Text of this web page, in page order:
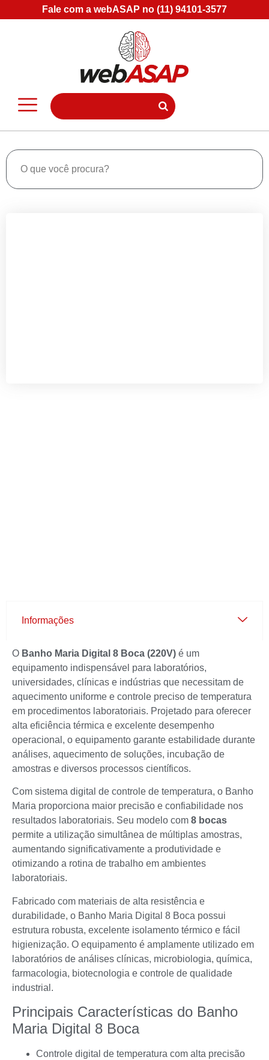
Fale com a webASAP no (11) 94101-3577
Informações
O Banho Maria Digital 8 Boca (220V) é um
equipamento indispensável para laboratórios,
universidades, clínicas e indústrias que necessitam de
aquecimento uniforme e controle preciso de temperatura
em procedimentos laboratoriais. Projetado para oferecer
alta eficiência térmica e excelente desempenho
operacional, o equipamento garante estabilidade durante
análises, aquecimento de soluções, incubação de
amostras e diversos processos científicos.
Com sistema digital de controle de temperatura, o Banho
Maria proporciona maior precisão e confiabilidade nos
resultados laboratoriais. Seu modelo com 8 bocas
permite a utilização simultânea de múltiplas amostras,
aumentando significativamente a produtividade e
otimizando a rotina de trabalho em ambientes
laboratoriais.
Fabricado com materiais de alta resistência e
durabilidade, o Banho Maria Digital 8 Boca possui
estrutura robusta, excelente isolamento térmico e fácil
higienização. O equipamento é amplamente utilizado em
laboratórios de análises clínicas, microbiologia, química,
farmacologia, biotecnologia e controle de qualidade
industrial.
Principais Características do Banho
Maria Digital 8 Boca
Controle digital de temperatura com alta precisão